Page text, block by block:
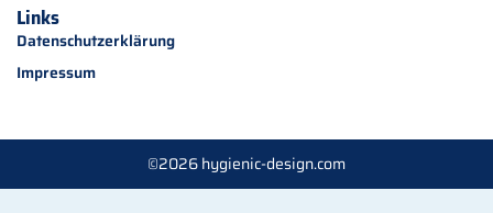
Links
Datenschutzerklärung
Impressum
©2026 hygienic-design.com